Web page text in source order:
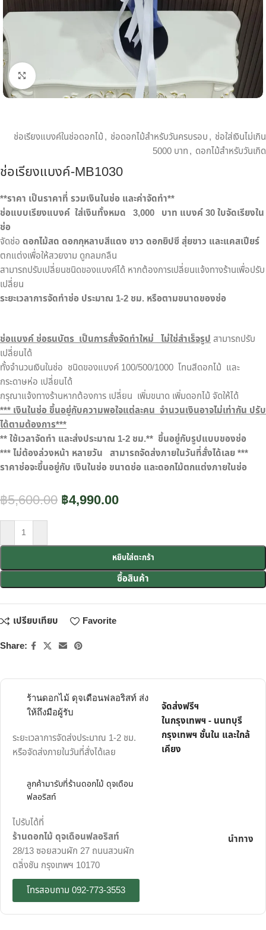
คลิกเพื่อขยาย
ช่อเรียงแบงค์ในช่อดอกไม้, ช่อดอกไม้สำหรับวันครบรอบ, ช่อใส่เงินไม่เกิน
5000 บาท, ดอกไม้สำหรับวันเกิด
ช่อเรียงแบงค์-MB1030
**ราคา เป็นราคาที่ รวมเงินในช่อ และค่าจัดทำ**
ช่อแบบเรียงแบงค์ ใส่เงินทั้งหมด 3,000 บาท แบงค์ 30 ใบจัดเรียงใน
ช่อ
จัดช่อดอกไม้สด ดอกกุหลาบสีแดง ขาว ดอกยิปซี สุ่ยขาว และแคสเปียร์
ตกแต่งเพื่อให้สวยงาม ดูกลมกลืน
สามารถปรับเปลี่ยนชนิดของแบงค์ได้ หากต้องการเปลี่ยนแจ้งทางร้านเพื่อปรับ
เปลี่ยน
ระยะเวลาการจัดทำช่อ ประมาณ 1-2 ชม. หรือตามขนาดของช่อ
ช่อแบงค์ ช่อธนบัตร เป็นการสั่งจัดทำใหม่ ไม่ใช่สำเร็จรูปสามารถปรับ
เปลี่ยนได้
ทั้งจำนวนเงินในช่อ ชนิดของแบงค์ 100/500/1000 โทนสีดอกไม้ และ
กระดาษห่อ เปลี่ยนได้
กรุณาแจ้งทางร้านหากต้องการ เปลี่ยน เพิ่มขนาด เพิ่มดอกไม้ จัดให้ได้
***เงินในช่อ ขึ้นอยู่กับความพอใจแต่ละคน จำนวนเงินอาจไม่เท่ากัน ปรับ
ได้ตามต้องการ***
**ใช้เวลาจัดทำ และส่งประมาณ 1-2 ชม.** ขึ้นอยู่กับรูปแบบของช่อ
***ไม่ต้องล่วงหน้า หลายวัน สามารถจัดส่งภายในวันที่สั่งได้เลย ***
ราคาช่อจะขึ้นอยู่กับ เงินในช่อ ขนาดช่อ และดอกไม้ตกแต่งภายในช่อ
฿5,600.00 ฿4,990.00
หยิบใส่ตะกร้า
ซื้อสินค้า
เปรียบเทียบ
Favorite
Share:
ร้านดอกไม้ ดุจเดือนฟลอริสท์ ส่ง
ให้ถึงมือผู้รับ
ระยะเวลาการจัดส่งประมาณ 1-2 ชม.
หรือจัดส่งภายในวันที่สั่งได้เลย
จัดส่งฟรีฯ
ในกรุงเทพฯ - นนทบุรี
กรุงเทพฯ ชั้นใน และใกล้
เคียง
ลูกค้ามารับที่ร้านดอกไม้ ดุจเดือน
ฟลอริสท์
ไปรับได้ที่
ร้านดอกไม้ ดุจเดือนฟลอริสท์
28/13 ซอยสวนผัก 27 ถนนสวนผัก
ตลิ่งชัน กรุงเทพฯ 10170
โทรสอบถาม 092-773-3553
นำทาง